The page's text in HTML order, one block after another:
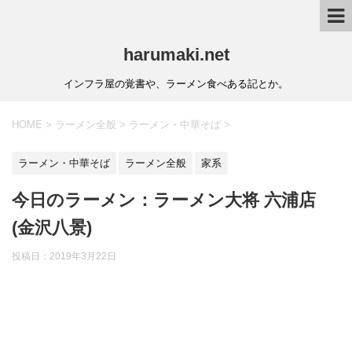
harumaki.net
インフラ屋の覚書や、ラーメン食べある記とか。
HOME > ラーメン全般 > ラーメン・中華そば >
ラーメン・中華そば ラーメン全般 家系
今日のラーメン：ラーメン大将 六浦店
(金沢八景)
投稿日：2019年3月22日